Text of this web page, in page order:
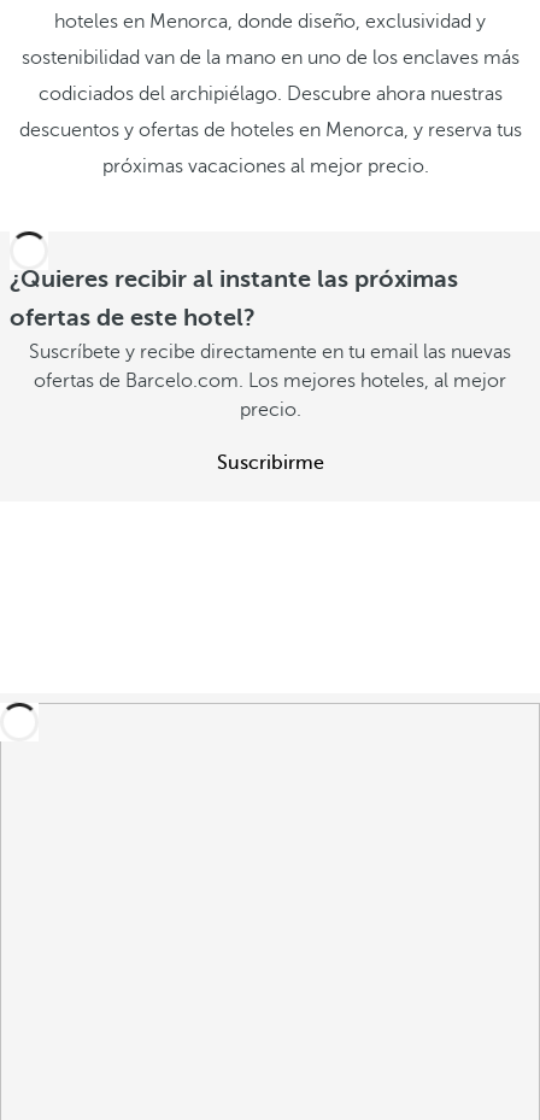
hoteles en Menorca, donde diseño, exclusividad y
sostenibilidad van de la mano en uno de los enclaves más
codiciados del archipiélago. Descubre ahora nuestras
descuentos y ofertas de hoteles en Menorca, y reserva tus
próximas vacaciones al mejor precio.
¿Quieres recibir al instante las próximas
ofertas de este hotel?
Suscríbete y recibe directamente en tu email las nuevas
ofertas de Barcelo.com. Los mejores hoteles, al mejor
precio.
Suscribirme